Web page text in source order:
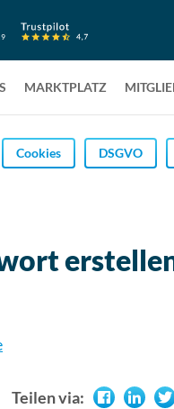
MARKTPLATZ
Cookies DSGVO
Teilen via: